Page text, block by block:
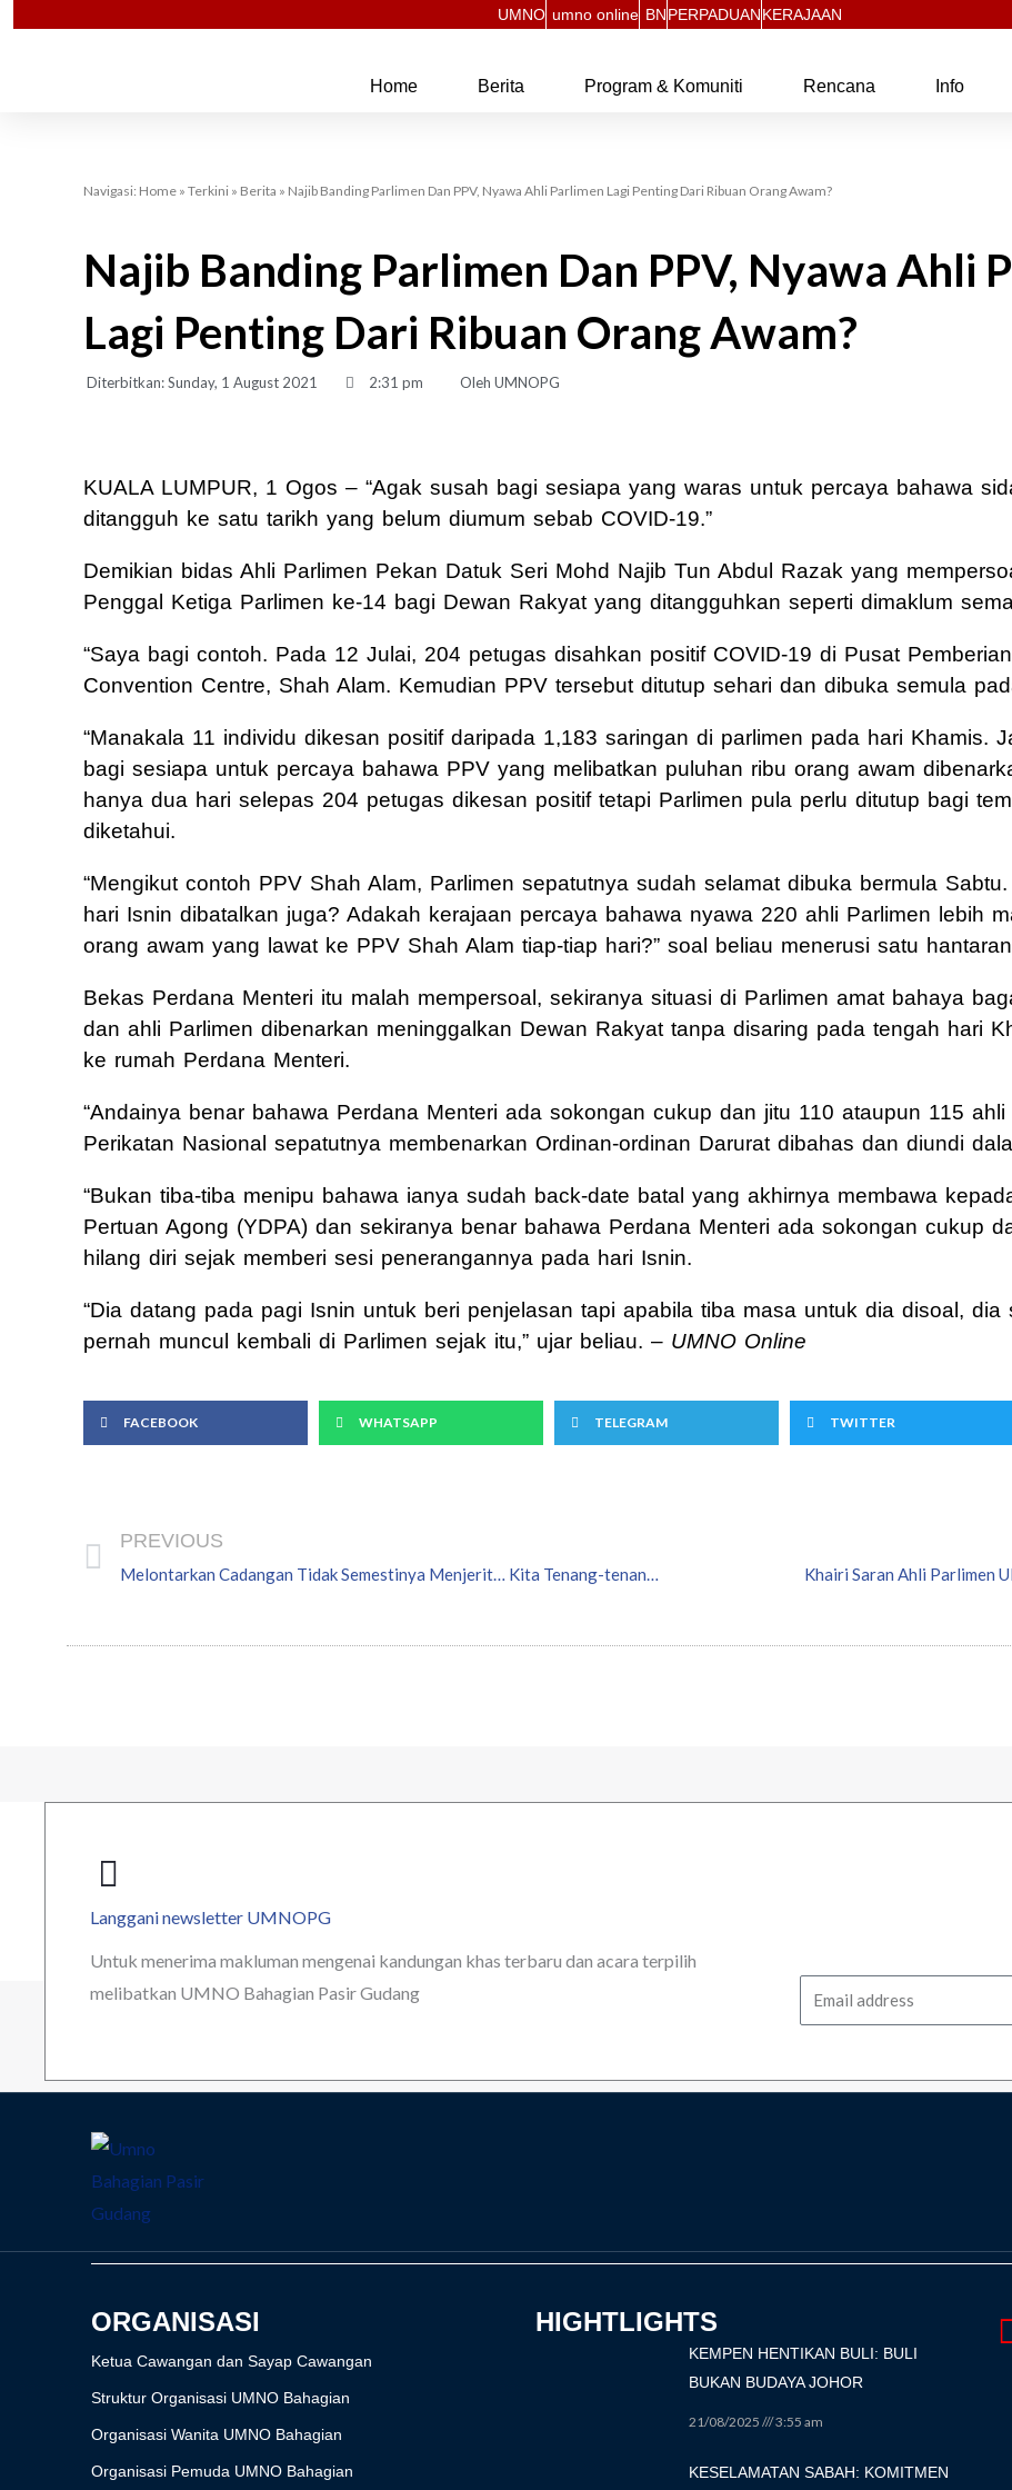
UMNO umno online BNPERPADUANKERAJAAN
Home Berita Program & Komuniti Rencana Info
Navigasi: Home » Terkini » Berita » Najib Banding Parlimen Dan PPV, Nyawa Ahli Parlimen Lagi Penting Dari Ribuan Orang Awam?
Najib Banding Parlimen Dan PPV, Nyawa Ahli
Lagi Penting Dari Ribuan Orang Awam?
Diterbitkan:Sunday, 1 August 2021 2:31 pm Oleh UMNOPG
KUALA LUMPUR, 1 Ogos – “Agak susah bagi sesiapa yang waras untuk percaya bahawa
ditangguh ke satu tarikh yang belum diumum sebab COVID-19.”
Demikian bidas Ahli Parlimen Pekan Datuk Seri Mohd Najib Tun Abdul Razak yang
Penggal Ketiga Parlimen ke-14 bagi Dewan Rakyat yang ditangguhkan seperti dimaklum
“Saya bagi contoh. Pada 12 Julai, 204 petugas disahkan positif COVID-19 di Pusat
Convention Centre, Shah Alam. Kemudian PPV tersebut ditutup sehari dan dibuka semula
“Manakala 11 individu dikesan positif daripada 1,183 saringan di parlimen pada hari Khamis.
bagi sesiapa untuk percaya bahawa PPV yang melibatkan puluhan ribu orang awam
hanya dua hari selepas 204 petugas dikesan positif tetapi Parlimen pula perlu ditutup bagi
diketahui.
“Mengikut contoh PPV Shah Alam, Parlimen sepatutnya sudah selamat dibuka bermula
hari Isnin dibatalkan juga? Adakah kerajaan percaya bahawa nyawa 220 ahli Parlimen lebih
orang awam yang lawat ke PPV Shah Alam tiap-tiap hari?” soal beliau menerusi satu
Bekas Perdana Menteri itu malah mempersoal, sekiranya situasi di Parlimen amat bahaya
dan ahli Parlimen dibenarkan meninggalkan Dewan Rakyat tanpa disaring pada tengah hari
ke rumah Perdana Menteri.
“Andainya benar bahawa Perdana Menteri ada sokongan cukup dan jitu 110 ataupun 115
Perikatan Nasional sepatutnya membenarkan Ordinan-ordinan Darurat dibahas dan diundi
“Bukan tiba-tiba menipu bahawa ianya sudah back-date batal yang akhirnya membawa
Pertuan Agong (YDPA) dan sekiranya benar bahawa Perdana Menteri ada sokongan cukup
hilang diri sejak memberi sesi penerangannya pada hari Isnin.
“Dia datang pada pagi Isnin untuk beri penjelasan tapi apabila tiba masa untuk dia disoal, dia
pernah muncul kembali di Parlimen sejak itu,” ujar beliau. – UMNO Online
FACEBOOK WHATSAPP TELEGRAM TWITTER
PREVIOUS
Melontarkan Cadangan Tidak Semestinya Menjerit… Kita Tenang-tenang Saja – Ahmad Zahid Khairi Saran Ahli Parlimen
Langgani newsletter UMNOPG
Untuk menerima makluman mengenai kandungan khas terbaru dan acara terpilih
melibatkan UMNO Bahagian Pasir Gudang
Email
ORGANISASI
Ketua Cawangan dan Sayap Cawangan
Struktur Organisasi UMNO Bahagian
Organisasi Wanita UMNO Bahagian
Organisasi Pemuda UMNO Bahagian
HIGHTLIGHTS
KEMPEN HENTIKAN BULI: BULI
BUKAN BUDAYA JOHOR
21/08/2025 3:55 am
KESELAMATAN SABAH: KOMITMEN